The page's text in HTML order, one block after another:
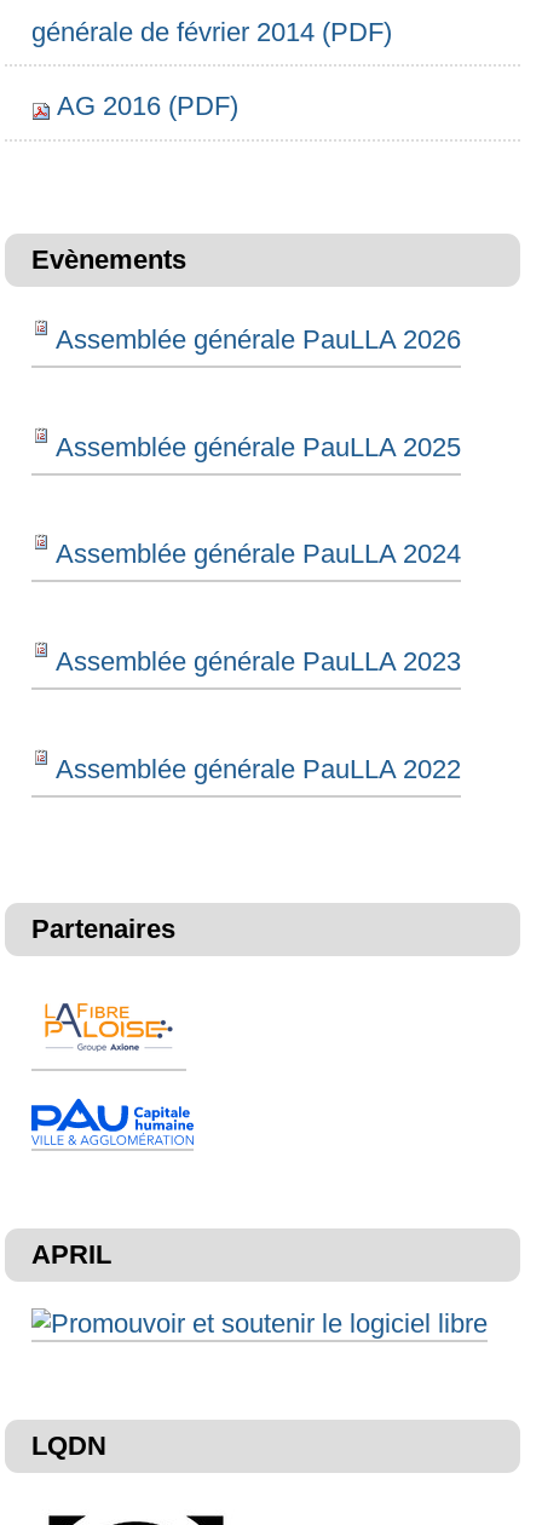
générale de février 2014 (PDF)
AG 2016 (PDF)
Evènements
Assemblée générale PauLLA 2026
Assemblée générale PauLLA 2025
Assemblée générale PauLLA 2024
Assemblée générale PauLLA 2023
Assemblée générale PauLLA 2022
Partenaires
APRIL
LQDN